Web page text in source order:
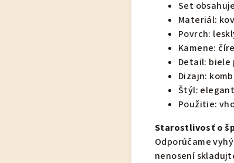
Set
Materiál:
Povrch:
Kamene:
Detail: biele
Dizajn:
Štýl:
Použitie:
Starostlivosť o
Odporúčame
nenosení